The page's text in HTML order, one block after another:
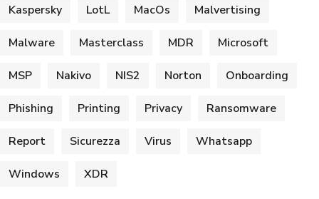
Kaspersky LotL MacOs Malvertising
Malware Masterclass MDR Microsoft
MSP Nakivo NIS2 Norton Onboarding
Phishing Printing Privacy Ransomware
Report Sicurezza Virus Whatsapp
Windows XDR